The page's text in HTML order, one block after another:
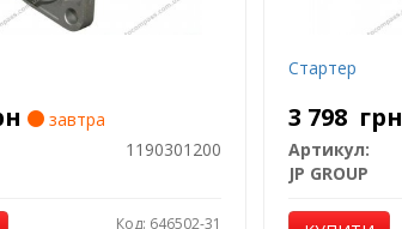
завтра
1190301200
Код: 646502-31
Стартер
3 798 грн
Артикул:
JP GROUP